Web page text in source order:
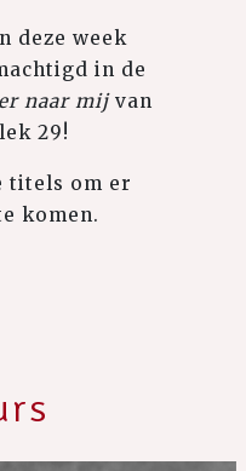
deze week
in de
naar mijvan
29!
titels om er
komen.